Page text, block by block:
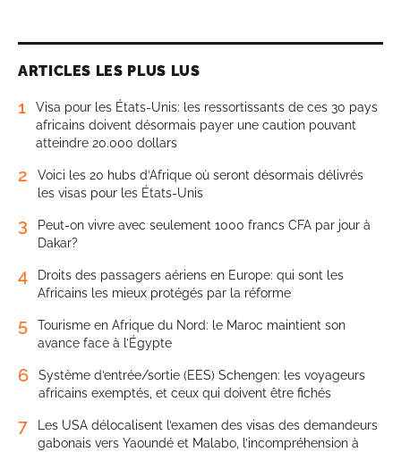
ARTICLES LES PLUS LUS
1
Visa pour les États-Unis: les ressortissants de ces 30 pays
africains doivent désormais payer une caution pouvant
atteindre 20.000 dollars
2
Voici les 20 hubs d’Afrique où seront désormais délivrés
les visas pour les États-Unis
3
Peut-on vivre avec seulement 1000 francs CFA par jour à
Dakar?
4
Droits des passagers aériens en Europe: qui sont les
Africains les mieux protégés par la réforme
5
Tourisme en Afrique du Nord: le Maroc maintient son
avance face à l’Égypte
6
Système d’entrée/sortie (EES) Schengen: les voyageurs
africains exemptés, et ceux qui doivent être fichés
7
Les USA délocalisent l’examen des visas des demandeurs
gabonais vers Yaoundé et Malabo, l’incompréhension à